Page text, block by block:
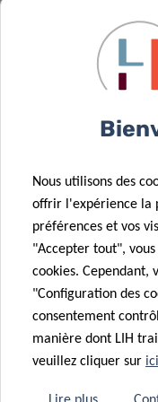
dans la
leucémie
aiguë
européenne
attribuée à
cancérologie
au
Luxembourg
21 Nov 2025
Faire avancer
la recherche
Nous utilisons des
offrir l'expérience la
préférences et vos
"Accepter tout",
cookies. Cependant,
"Configuration des
consentement
manière dont LIH
veuillez cliquer sur ici